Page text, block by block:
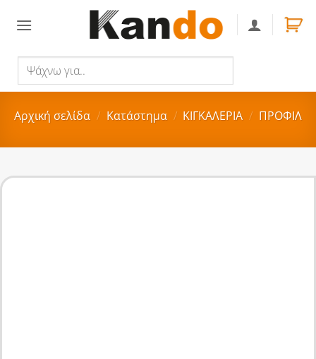
για..
Αρχική σελίδα / Κατάστημα / ΚΙΓΚΑΛΕΡΙΑ / ΠΡΟΦΙΛ